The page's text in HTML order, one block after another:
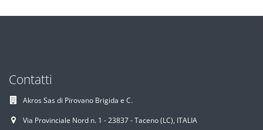
Contatti
Akros Sas di Pirovano Brigida e C.
Via Provinciale Nord n. 1 - 23837 - Taceno (LC), ITALIA